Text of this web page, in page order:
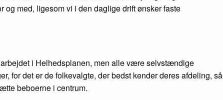
og med, ligesom vi i den daglige drift ønsker faste
i Helhedsplanen, men alle være selvstændige
for det er de folkevalgte, der bedst kender deres afdeling, så
beboerne i centrum.